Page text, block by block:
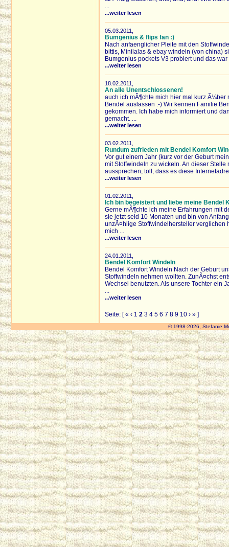
...
...weiter lesen
05.03.2011,
Bumgenius & flips fan :)
Nach anfaenglicher Pleite mit den
bittis, Minilalas & ebay windeln (von china)
Bumgenius pockets V3 probiert und das
...weiter lesen
18.02.2011,
An alle Unentschlossenen!
auch ich mÃ¶chte mich hier mal kurz
Bendel auslassen :-) Wir kennen Familie
gekommen. Ich habe mich informiert und
gemacht. ...
...weiter lesen
03.02.2011,
Rundum zufrieden mit Bendel Komfort
Vor gut einem Jahr (kurz vor der Geburt
mit Stoffwindeln zu wickeln. An dieser
aussprechen, toll, dass es diese
...weiter lesen
01.02.2011,
Ich bin begeistert und liebe meine Bendel
Gerne mÃ¶chte ich meine Erfahrungen mit
sie jetzt seid 10 Monaten und bin von
unzÃ¤hlige Stoffwindelhersteller
mich ...
...weiter lesen
24.01.2011,
Bendel Komfort Windeln
Bendel Komfort Windeln Nach der Geburt
Stoffwindeln nehmen wollten. ZunÃ¤chst
Wechsel benutzten. Als unsere Tochter ein
...
...weiter lesen
Seite: [« ‹ 1 2 3 4 5 6 7 8 9 10 › » ]
© 1998-2026, Stefanie